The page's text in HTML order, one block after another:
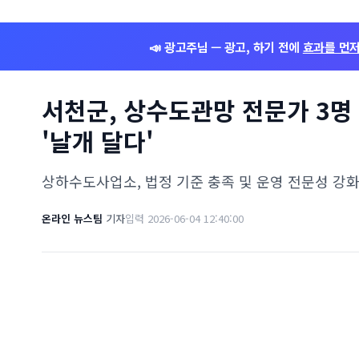
📣 광고주님 — 광고, 하기 전에 효과를 먼
서천군, 상수도관망 전문가 3
'날개 달다'
상하수도사업소, 법정 기준 충족 및 운영 전문성 강
온라인 뉴스팀 기자입력 2026-06-04 12:40:00